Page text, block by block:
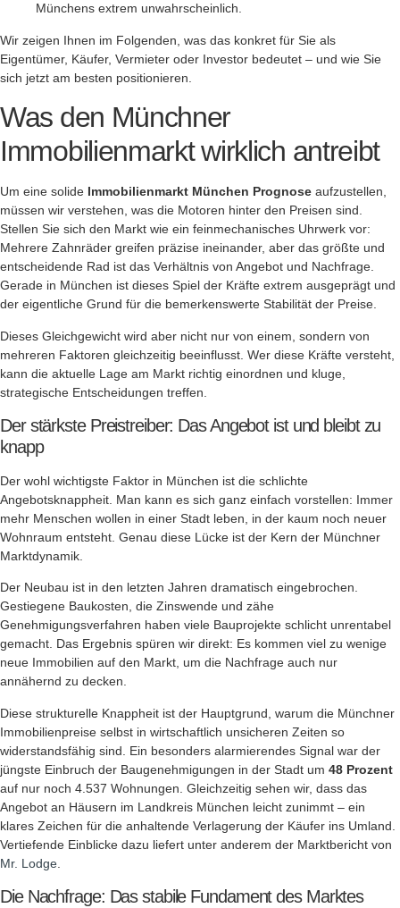
Münchens extrem unwahrscheinlich.
Wir zeigen Ihnen im Folgenden, was das konkret für Sie als
Eigentümer, Käufer, Vermieter oder Investor bedeutet – und wie Sie
sich jetzt am besten positionieren.
Was den Münchner
Immobilienmarkt wirklich antreibt
Um eine solide Immobilienmarkt München Prognose aufzustellen,
müssen wir verstehen, was die Motoren hinter den Preisen sind.
Stellen Sie sich den Markt wie ein feinmechanisches Uhrwerk vor:
Mehrere Zahnräder greifen präzise ineinander, aber das größte und
entscheidende Rad ist das Verhältnis von Angebot und Nachfrage.
Gerade in München ist dieses Spiel der Kräfte extrem ausgeprägt und
der eigentliche Grund für die bemerkenswerte Stabilität der Preise.
Dieses Gleichgewicht wird aber nicht nur von einem, sondern von
mehreren Faktoren gleichzeitig beeinflusst. Wer diese Kräfte versteht,
kann die aktuelle Lage am Markt richtig einordnen und kluge,
strategische Entscheidungen treffen.
Der stärkste Preistreiber: Das Angebot ist und bleibt zu
knapp
Der wohl wichtigste Faktor in München ist die schlichte
Angebotsknappheit. Man kann es sich ganz einfach vorstellen: Immer
mehr Menschen wollen in einer Stadt leben, in der kaum noch neuer
Wohnraum entsteht. Genau diese Lücke ist der Kern der Münchner
Marktdynamik.
Der Neubau ist in den letzten Jahren dramatisch eingebrochen.
Gestiegene Baukosten, die Zinswende und zähe
Genehmigungsverfahren haben viele Bauprojekte schlicht unrentabel
gemacht. Das Ergebnis spüren wir direkt: Es kommen viel zu wenige
neue Immobilien auf den Markt, um die Nachfrage auch nur
annähernd zu decken.
Diese strukturelle Knappheit ist der Hauptgrund, warum die Münchner
Immobilienpreise selbst in wirtschaftlich unsicheren Zeiten so
widerstandsfähig sind. Ein besonders alarmierendes Signal war der
jüngste Einbruch der Baugenehmigungen in der Stadt um 48 Prozent
auf nur noch 4.537 Wohnungen. Gleichzeitig sehen wir, dass das
Angebot an Häusern im Landkreis München leicht zunimmt – ein
klares Zeichen für die anhaltende Verlagerung der Käufer ins Umland.
Vertiefende Einblicke dazu liefert unter anderem der Marktbericht von
Mr. Lodge
Die Nachfrage: Das stabile Fundament des Marktes